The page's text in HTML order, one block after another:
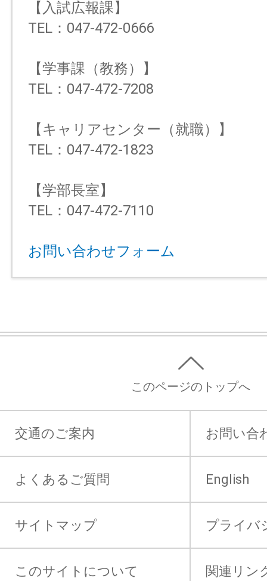
【入試広報課】
TEL：047-472-0666
【学事課（教務）】
TEL：047-472-7208
【キャリアセンター（就職）】
TEL：047-472-1823
【学部長室】
TEL：047-472-7110
お問い合わせフォーム
このページのトップへ
交通のご案内 お問い合
よくあるご質問 English
サイトマップ プライバ
このサイトについて 関連リン